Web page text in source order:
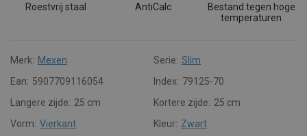
Roestvrij staal AntiCalc
Bestand tegen hoge
temperaturen
Merk: Mexen Serie: Slim
Ean: 5907709116054 Index: 79125-70
Langere zijde: 25 cm Kortere zijde: 25 cm
Vorm: Vierkant Kleur: Zwart